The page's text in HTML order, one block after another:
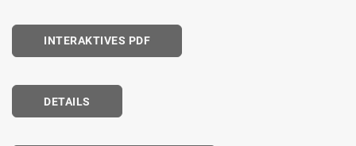
INTERAKTIVES PDF
DETAILS